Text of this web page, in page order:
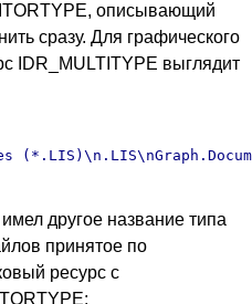
описывающий
сразу. Для графического
IDR_MULTITYPE выглядит
другое название типа
принятое по
ресурс с